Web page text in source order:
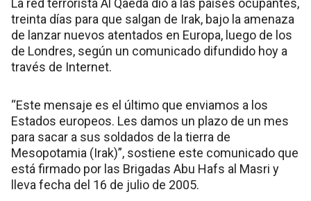
La red terrorista Al Qaeda dio a las países ocupantes,
treinta días para que salgan de Irak, bajo la amenaza
de lanzar nuevos atentados en Europa, luego de los
de Londres, según un comunicado difundido hoy a
través de Internet.
“Este mensaje es el último que enviamos a los
Estados europeos. Les damos un plazo de un mes
para sacar a sus soldados de la tierra de
Mesopotamia (Irak)”, sostiene este comunicado que
está firmado por las Brigadas Abu Hafs al Masri y
lleva fecha del 16 de julio de 2005.